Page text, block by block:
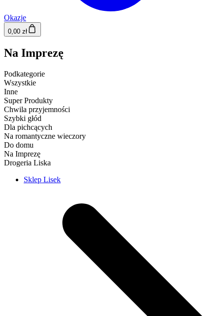
Okazje
0,00 zł
Na Imprezę
Podkategorie
Wszystkie
Inne
Super Produkty
Chwila przyjemności
Szybki głód
Dla pichcących
Na romantyczne wieczory
Do domu
Na Imprezę
Drogeria Liska
Sklep Lisek